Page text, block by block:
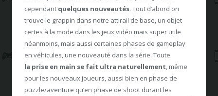
cependant quelques nouveautés. Tout d’abord on
trouve le grappin dans notre attirail de base, un objet
certes à la mode dans les jeux vidéo mais super utile
néanmoins, mais aussi certaines phases de gameplay
en véhicules, une nouveauté dans la série. Toute
la prise en main se fait ultra naturellement , même
pour les nouveaux joueurs, aussi bien en phase de
puzzle/aventure qu’en phase de shoot durant les